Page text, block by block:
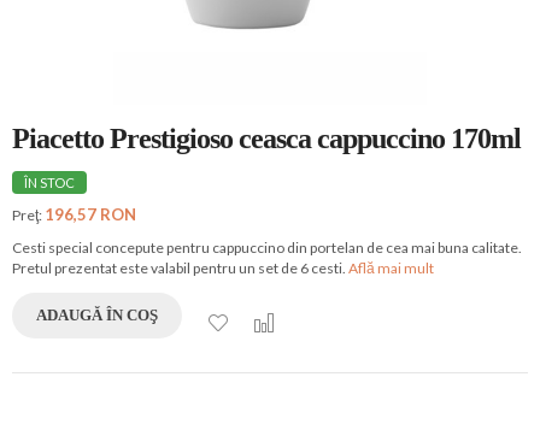
Piacetto Prestigioso ceasca cappuccino 170ml
ÎN STOC
Preţ: 196,57 RON
Cesti special concepute pentru cappuccino din portelan de cea mai buna calitate.
Pretul prezentat este valabil pentru un set de 6 cesti. Află mai mult
ADAUGĂ ÎN COŞ